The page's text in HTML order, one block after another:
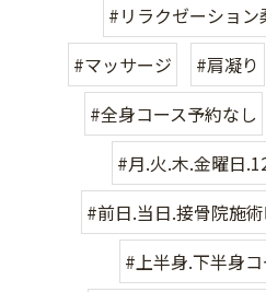
#リラクゼーション
#マッサージ
#肩凝り
#全身コース予約なし
#月.火.木.金曜日
#前日.当日.接骨院施
#上半身.下半身